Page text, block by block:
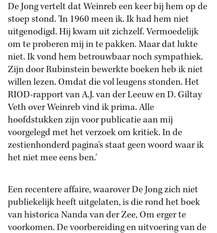
De Jong vertelt dat Weinreb een keer bij hem op de
stoep stond. 'In 1960 meen ik. Ik had hem niet
uitgenodigd. Hij kwam uit zichzelf. Vermoedelijk
om te proberen mij in te pakken. Maar dat lukte
niet. Ik vond hem betrouwbaar noch sympathiek.
Zijn door Rubinstein bewerkte boeken heb ik niet
willen lezen. Omdat die vol leugens stonden. Het
RIOD-rapport van A.J. van der Leeuw en D. Giltay
Veth over Weinreb vind ik prima. Alle
hoofdstukken zijn voor publicatie aan mij
voorgelegd met het verzoek om kritiek. In de
zestienhonderd pagina's staat geen woord waar ik
het niet mee eens ben.'
Een recentere affaire, waarover De Jong zich niet
publiekelijk heeft uitgelaten, is die rond het boek
van historica Nanda van der Zee, Om erger te
voorkomen. De voorbereiding en uitvoering van de